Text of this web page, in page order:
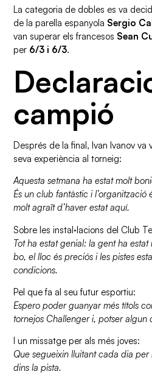
La categoria de dobles es va
de la parella espanyola Sergio
van superar els francesos Sean
per 6/3 i 6/3.
campió
Després de la final, Ivan Ivanov
seva experiència al torneig:
Aquesta setmana ha estat molt
És un club fantàstic i l’organització
molt agraït d’haver estat aquí.
Sobre les instal·lacions del Club
Tot ha estat genial: la gent ha
bo, el lloc és preciós i les pistes
condicions.
Pel que fa al seu futur esportiu:
Espero poder guanyar més títols
tornejos Challenger i, potser algun
I un missatge per als més joves:
Que segueixin lluitant cada dia
dins la pista.